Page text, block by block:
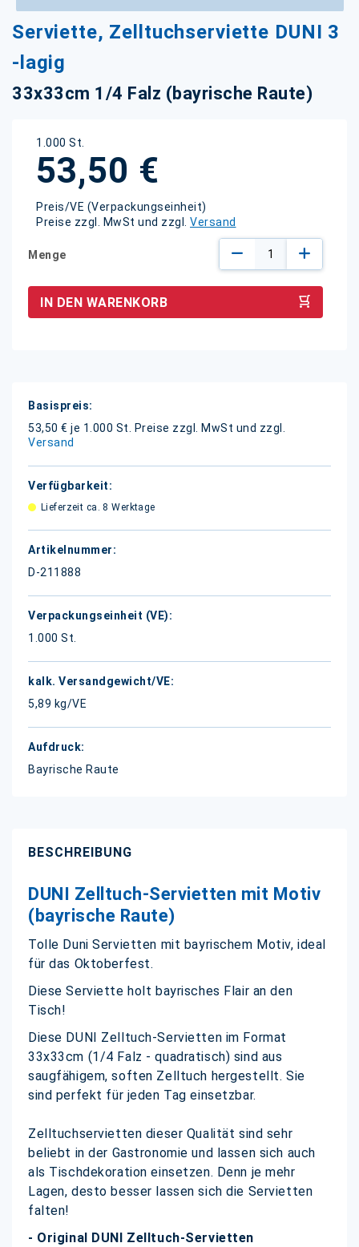
Serviette, Zelltuchserviette DUNI 3
-lagig
33x33cm 1/4 Falz (bayrische Raute)
1.000 St.
53,50 €
Preis/VE (Verpackungseinheit)
Preise zzgl. MwSt und zzgl. Versand
Menge
IN DEN WARENKORB
Weitere
Informationen
53,50 € je 1.000 St.
Preise zzgl. MwSt und zzgl.
Versand
Lieferzeit ca. 8 Werktage
D-211888
1.000 St.
5,89 kg/VE
Bayrische Raute
Anfang
der
Bildgalerie
springen
BESCHREIBUNG
DUNI Zelltuch-Servietten mit Motiv
(bayrische Raute)
Tolle Duni Servietten mit bayrischem Motiv, ideal
für das Oktoberfest.
Diese Serviette holt bayrisches Flair an den
Tisch!
Diese DUNI Zelltuch-Servietten im Format
33x33cm (1/4 Falz - quadratisch) sind aus
saugfähigem, soften Zelltuch hergestellt. Sie
sind perfekt für jeden Tag einsetzbar.
Zelltuchservietten dieser Qualität sind sehr
beliebt in der Gastronomie und lassen sich auch
als Tischdekoration einsetzen. Denn je mehr
Lagen, desto besser lassen sich die Servietten
falten!
- Original DUNI Zelltuch-Servietten